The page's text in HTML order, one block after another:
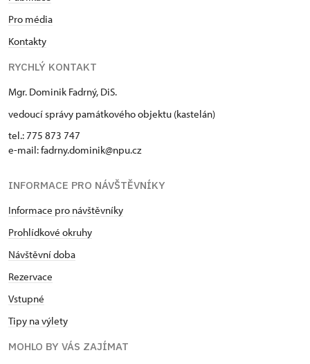
Pro média
Kontakty
RYCHLÝ KONTAKT
Mgr. Dominik Fadrný, DiS.
vedoucí správy památkového objektu (kastelán)
tel.: 775 873 747
e-mail: fadrny.dominik@npu.cz
INFORMACE PRO NÁVŠTĚVNÍKY
Informace pro návštěvníky
Prohlídkové okruhy
Návštěvní doba
Rezervace
Vstupné
Tipy na výlety
MOHLO BY VÁS ZAJÍMAT